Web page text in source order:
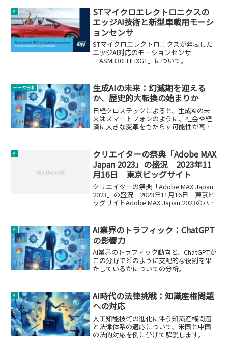
AI
STマイクロエレクトロニクスの
エッジAI技術と新型車載用モーシ
ョンセンサ
STマイクロエレクトロニクスが発表した
エッジAI対応のモーションセンサ
「ASM330LHHXG1」について。
データ分析
生成AIの未来：幻滅期を迎える
か、歴史的大転換の始まりか
日経クロステックによると、生成AIの未
来はスマートフォンのように、社会や経
済に大きな変革をもたらす可能性が高い
AI
クリエイターの祭典「Adobe MAX
Japan 2023」の盛況 2023年11
月16日 東京ビッグサイト
クリエイターの祭典「Adobe MAX Japan
2023」の盛況 2023年11月16日 東京ビ
ッグサイトAdobe MAX Japan 2023のハイ
AI
AI業界のトラフィック：ChatGPT
の影響力
AI業界のトラフィック動向と、ChatGPTが
この分野でどのように支配的な役割を果
たしているかについての分析。
AI
AI時代の法律挑戦：知識産権問題
への対応
人工知能技術の進化に伴う知識産権問題
と法律体系の適応について、米国と中国
の法的対応を例に挙げて解説します。